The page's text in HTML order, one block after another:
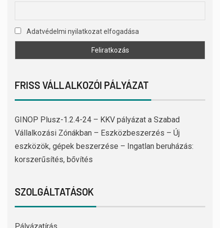
Adatvédelmi nyilatkozat elfogadása
FRISS VÁLLALKOZÓI PÁLYÁZAT
GINOP Plusz-1.2.4-24 – KKV pályázat a Szabad
Vállalkozási Zónákban – Eszközbeszerzés – Új
eszközök, gépek beszerzése – Ingatlan beruházás:
korszerűsítés, bővítés
SZOLGÁLTATÁSOK